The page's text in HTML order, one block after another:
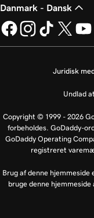
Danmark - Dansk
Juridisk
Undlad
Copyright © 1999 - 2026
forbeholdes. GoDaddy-
GoDaddy Operating
registreret
Brug af denne
bruge denne